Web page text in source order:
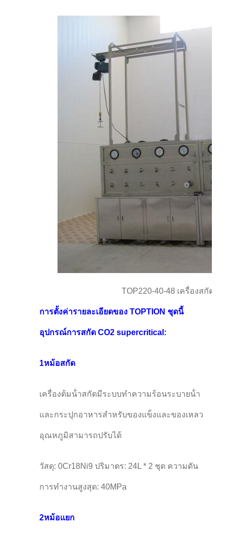
TOP220-40-48 เครื่องสกัด
การตั้งค่ารายละเอียดของ TOPTION ชุดนี้
อุปกรณ์การสกัด CO2 supercritical:
1หม้อสกัด
เครื่องต้มน้ําสกัดมีระบบทําความร้อนระบายน้ํา
และกระปุกอาหารสําหรับของแข็งและของเหลว
อุณหภูมิสามารถปรับได้
วัสดุ: 0Cr18Ni9 ปริมาตร: 24L * 2 ชุด ความดัน
การทํางานสูงสุด: 40MPa
2หม้อแยก